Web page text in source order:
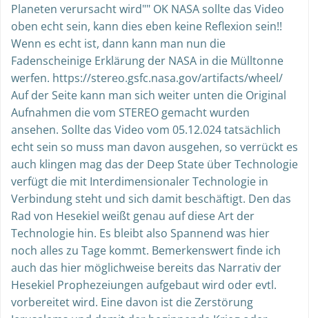
Planeten verursacht wird"" OK NASA sollte das Video
oben echt sein, kann dies eben keine Reflexion sein!!
Wenn es echt ist, dann kann man nun die
Fadenscheinige Erklärung der NASA in die Mülltonne
werfen. https://stereo.gsfc.nasa.gov/artifacts/wheel/
Auf der Seite kann man sich weiter unten die Original
Aufnahmen die vom STEREO gemacht wurden
ansehen. Sollte das Video vom 05.12.024 tatsächlich
echt sein so muss man davon ausgehen, so verrückt es
auch klingen mag das der Deep State über Technologie
verfügt die mit Interdimensionaler Technologie in
Verbindung steht und sich damit beschäftigt. Den das
Rad von Hesekiel weißt genau auf diese Art der
Technologie hin. Es bleibt also Spannend was hier
noch alles zu Tage kommt. Bemerkenswert finde ich
auch das hier möglichweise bereits das Narrativ der
Hesekiel Prophezeiungen aufgebaut wird oder evtl.
vorbereitet wird. Eine davon ist die Zerstörung